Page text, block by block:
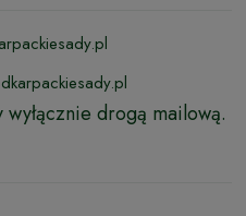
drogą mailową.